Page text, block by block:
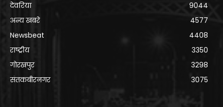
देवरिया
9044
अन्य खबरे
4577
Newsbeat
4408
राष्ट्रीय
3350
गोरखपुर
3298
संतकबीरनगर
3075